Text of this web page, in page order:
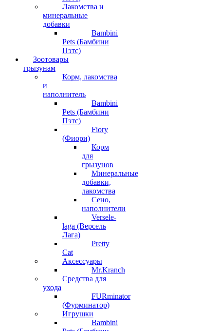
Лакомства и
минеральные
добавки
Bambini
Pets (Бамбини
Пэтс)
Зоотовары
грызунам
Корм, лакомства
и
наполнитель
Bambini
Pets (Бамбини
Пэтс)
Fiory
(Фиори)
Корм
для
грызунов
Минеральные
добавки,
лакомства
Сено,
наполнители
Versele-
laga (Версель
Лага)
Pretty
Cat
Аксессуары
Mr.Kranch
Средства для
ухода
FURminator
(Фурминатор)
Игрушки
Bambini